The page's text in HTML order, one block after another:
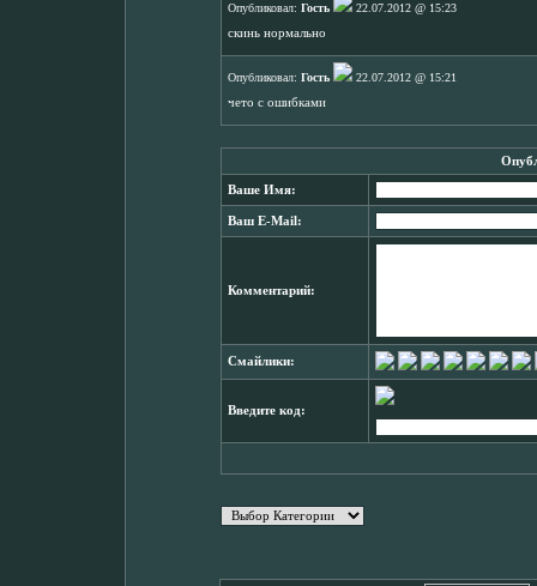
Опубликовал: Гость
22.07.2012 @ 15:23
скинь нормально
Опубликовал: Гость
22.07.2012 @ 15:21
чето с ошибками
Ваше Имя:
Ваш E-Mail:
Комментарий:
Смайлики:
Введите код: